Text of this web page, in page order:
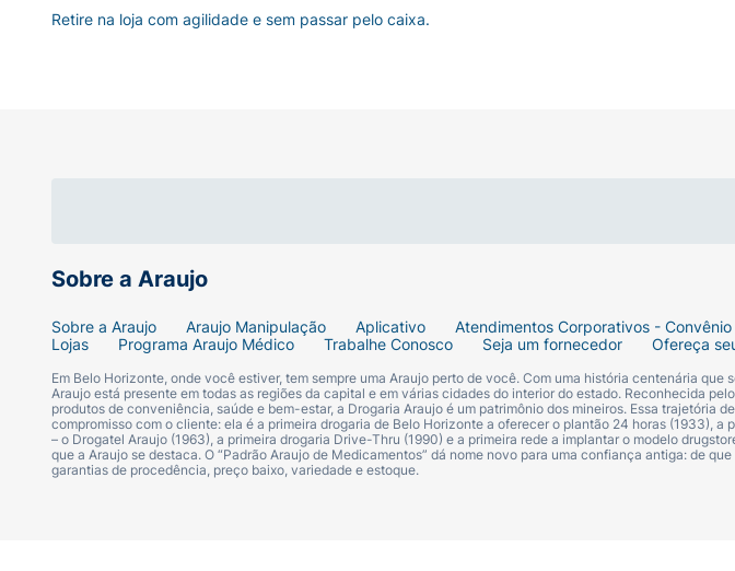
Complexo de Vitaminas:Enriquecido com Biotina e Vitamina B5 para
Com os cabelos totalmente molhados, aplique o Shampoo Ducray
abundantemente até retirar todo o produto. Pode ser utilizado
Ficha Técnica:
Marca:Ducray (Science Dermatologique).
Linha:Anaphase.
Produto: Shampoo Capilar Antiqueda e Ancoragem.
Sobre a Araujo
Sobre a Araujo Araujo Manipulação Aplicativo Atendimentos Corporativos - Convênio
Lojas
Programa Araujo Médico Trabalhe Conosco Seja um fornecedor Ofereça
Em Belo Horizonte, onde você estiver, tem sempre uma Araujo perto de você. Com uma história centenária
Araujo está presente em todas as regiões da capital e em várias cidades do interior do estado. Reconhecida
produtos de conveniência, saúde e bem-estar, a Drogaria Araujo é um patrimônio dos mineiros. Essa trajetória
compromisso com o cliente: ela é a primeira drogaria de Belo Horizonte a oferecer o plantão 24 horas (1933), a
– o Drogatel Araujo (1963), a primeira drogaria Drive-Thru (1990) e a primeira rede a implantar o modelo
que a Araujo se destaca. O “Padrão Araujo de Medicamentos” dá nome novo para uma confiança antiga: de
garantias de procedência, preço baixo, variedade e estoque.
Retire na loja com agilidade e sem passar pelo caixa.